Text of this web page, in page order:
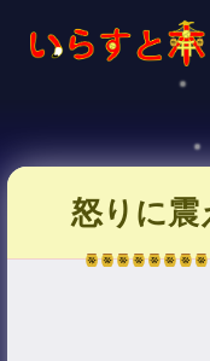
怒りに震